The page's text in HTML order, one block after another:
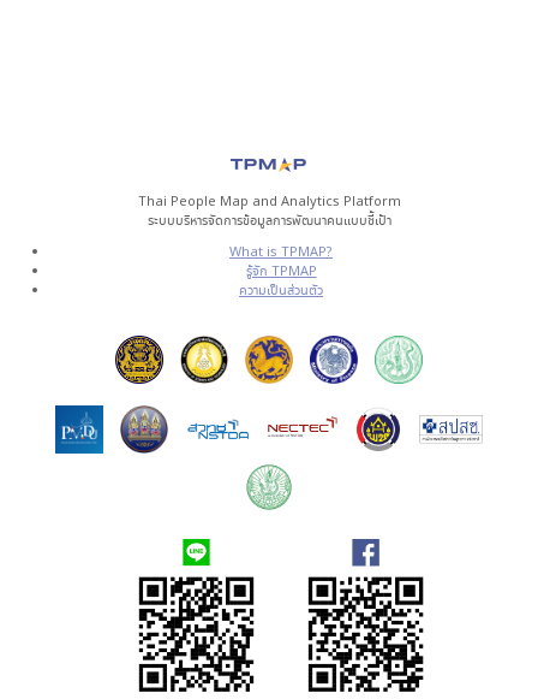
Thai People Map and Analytics Platform
ระบบบริหารจัดการข้อมูลการพัฒนาคนแบบชี้เป้า
What is TPMAP?
รู้จัก TPMAP
ความเป็นส่วนตัว